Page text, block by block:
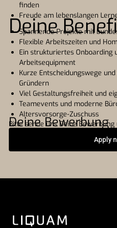
finden
Freude am lebenslangen
Deine
Spannende Projekte mit
Flexible Arbeitszeiten und
Ein strukturiertes Onboarding
Arbeitsequipment
Kurze Entscheidungswege
Gründern
Viel Gestaltungsfreiheit und
Teamevents und moderne
Altersvorsorge-Zuschuss
Deine Bewerbung
Bitte sende uns Deine
bitte nur in Ausnahmefällen per
Apply